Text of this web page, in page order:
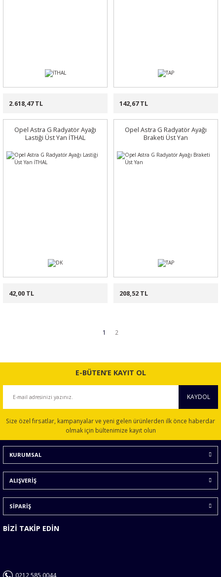
2.618,47 TL 142,67 TL
Opel Astra G Radyatör Ayağı
Lastiği Üst Yan İTHAL
42,00 TL
Opel Astra G Radyatör Ayağı
Braketi Üst Yan
208,52 TL
1 2
E-BÜTEN’E KAYIT OL
KAYDOL
Size özel fırsatlar, kampanyalar ve yeni gelen ürünlerden ilk önce haberdar
olmak için bültenimize kayıt olun
KURUMSAL
ALIŞVERİŞ
SİPARİŞ
BİZİ TAKİP EDİN
0212 585 0044